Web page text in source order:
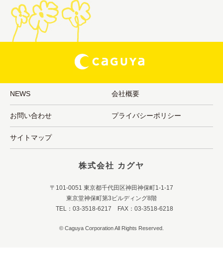
NEWS 会社概要
お問い合わせ プライバシーポリシー
サイトマップ
株式会社 カグヤ
〒101-0051 東京都千代田区神田神保町1-1-17
東京堂神保町第3ビルディング8階
TEL：03-3518-6217 FAX：03-3518-6218
© Caguya Corporation All Rights Reserved.